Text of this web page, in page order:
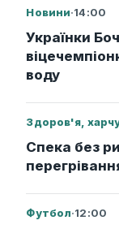
Новини·14:00
Українки
воду
Здоров'я,
Спека без
Футбол·12:00